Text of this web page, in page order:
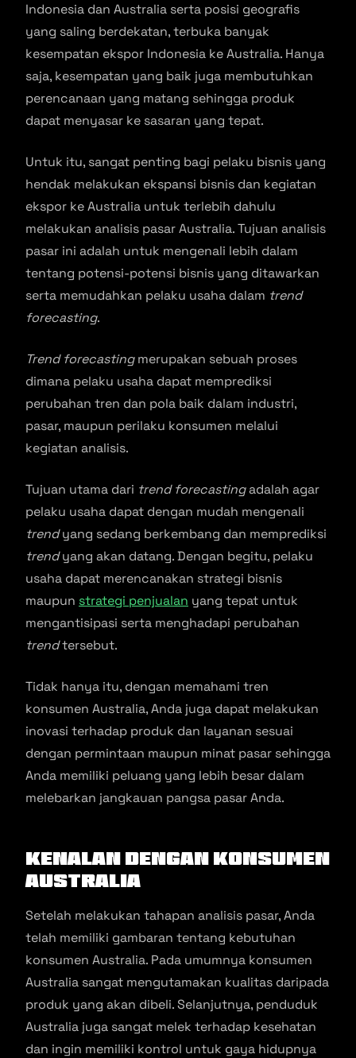
Indonesia dan Australia serta posisi geografis
yang saling berdekatan, terbuka banyak
kesempatan ekspor Indonesia ke Australia. Hanya
saja, kesempatan yang baik juga membutuhkan
perencanaan yang matang sehingga produk
dapat menyasar ke sasaran yang tepat.
Untuk itu, sangat penting bagi pelaku bisnis yang
hendak melakukan ekspansi bisnis dan kegiatan
ekspor ke Australia untuk terlebih dahulu
melakukan analisis pasar Australia. Tujuan analisis
pasar ini adalah untuk mengenali lebih dalam
tentang potensi-potensi bisnis yang ditawarkan
serta memudahkan pelaku usaha dalam trend
forecasting.
Trend forecastingmerupakan sebuah proses
dimana pelaku usaha dapat memprediksi
perubahan tren dan pola baik dalam industri,
pasar, maupun perilaku konsumen melalui
kegiatan analisis.
Tujuan utama dari trend forecastingadalah agar
pelaku usaha dapat dengan mudah mengenali
trendyang sedang berkembang dan memprediksi
trendyang akan datang. Dengan begitu, pelaku
usaha dapat merencanakan strategi bisnis
maupun strategi penjualan yang tepat untuk
mengantisipasi serta menghadapi perubahan
trendtersebut.
Tidak hanya itu, dengan memahami tren
konsumen Australia, Anda juga dapat melakukan
inovasi terhadap produk dan layanan sesuai
dengan permintaan maupun minat pasar sehingga
Anda memiliki peluang yang lebih besar dalam
melebarkan jangkauan pangsa pasar Anda.
Kenalan dengan Konsumen
Australia
Setelah melakukan tahapan analisis pasar, Anda
telah memiliki gambaran tentang kebutuhan
konsumen Australia. Pada umumnya konsumen
Australia sangat mengutamakan kualitas daripada
produk yang akan dibeli. Selanjutnya, penduduk
Australia juga sangat melek terhadap kesehatan
dan ingin memiliki kontrol untuk gaya hidupnya